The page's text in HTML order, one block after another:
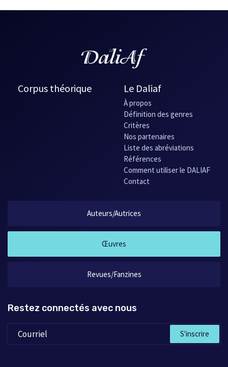
Corpus théorique Le Daliaf
À propos
Définition des genres
Critères
Nos partenaires
Liste des abréviations
Références
Comment utiliser le DALIAF
Contact
Auteurs/Autrices
Œuvres
Revues/Fanzines
Restez connectés avec nous
S'inscrire